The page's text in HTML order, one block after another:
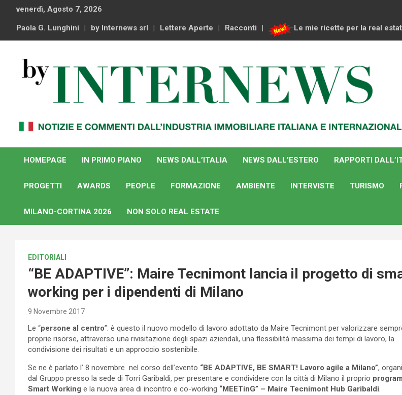
content
venerdì, Agosto 7, 2026
Paola G. Lunghini by Internews srl Lettere Aperte Racconti Le mie ricette per la real
By Internews
internazionale
HOMEPAGE
IN PRIMO PIANO NEWS DALL’ITALIA NEWS DALL’ESTERO RAPPORTI
PROGETTI AWARDS PEOPLE FORMAZIONE AMBIENTE INTERVISTE TURISMO
MILANO-CORTINA 2026 NON SOLO REAL ESTATE
EDITORIALI
“BE ADAPTIVE”: Maire Tecnimont lancia il progetto di
working per i dipendenti di Milano
9 Novembre 2017
Le “persone al centro”: è questo il nuovo modello di lavoro adottato da Maire Tecnimont per valorizzare
proprie risorse, attraverso una rivisitazione degli spazi aziendali, una flessibilità massima dei tempi di lavoro, la
condivisione dei risultati e un approccio sostenibile.
Se ne è parlato l’ 8 novembre nel corso dell’evento “BE ADAPTIVE, BE SMART! Lavoro agile a Milano”,
dal Gruppo presso la sede di Torri Garibaldi, per presentare e condividere con la città di Milano il proprio
Smart Working e la nuova area di incontro e co-working “MEETinG” – Maire Tecnimont Hub Garibaldi